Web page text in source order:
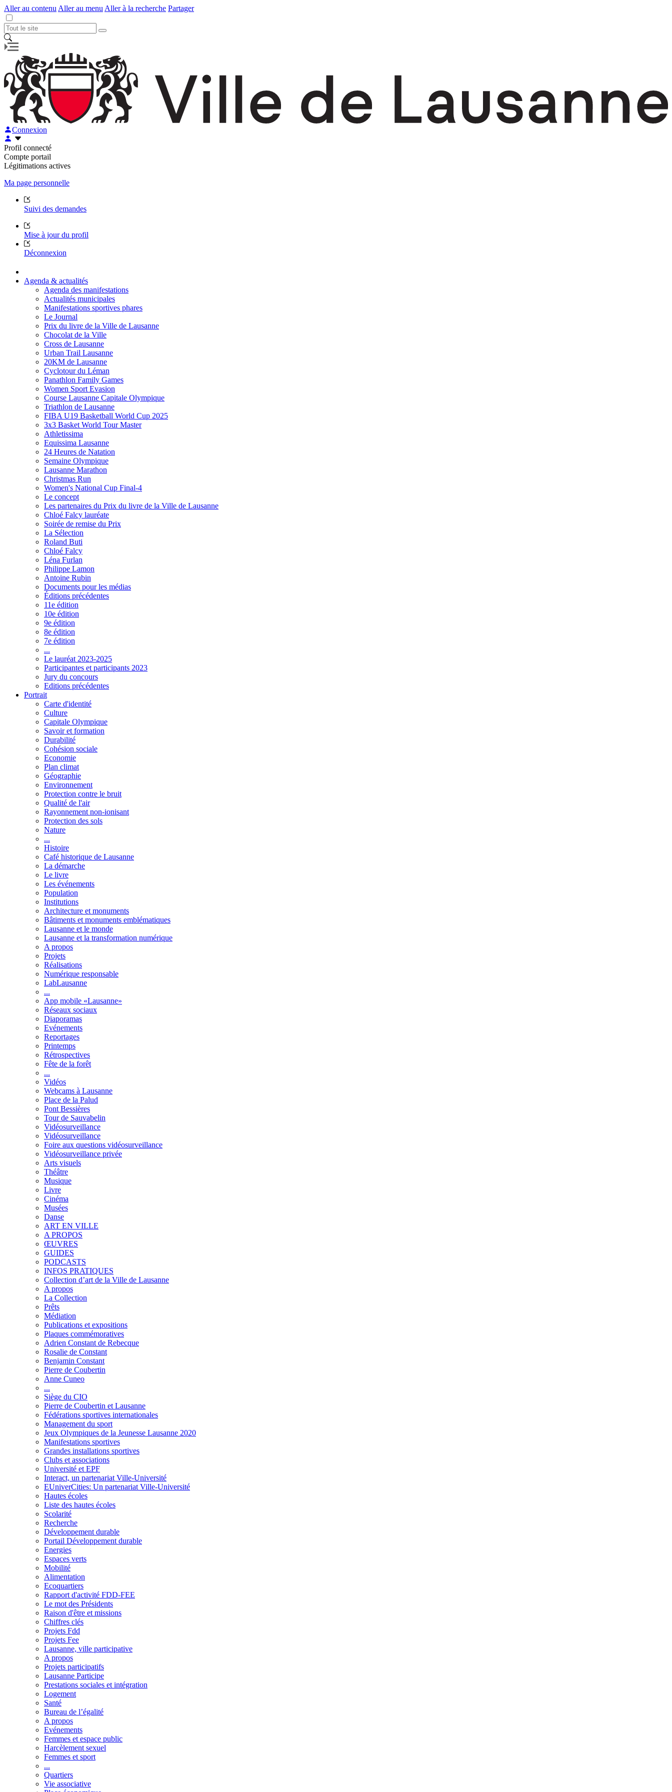
Aller au contenu Aller au menu Aller à la recherche Partager
Connexion
Profil connecté
Compte portail
Légitimations actives
Ma page personnelle
Suivi des demandes
Mise à jour du profil
Déconnexion
Agenda & actualités
Agenda des manifestations
Actualités municipales
Manifestations sportives phares
Le Journal
Prix du livre de la Ville de Lausanne
Chocolat de la Ville
Cross de Lausanne
Urban Trail Lausanne
20KM de Lausanne
Cyclotour du Léman
Panathlon Family Games
Women Sport Evasion
Course Lausanne Capitale Olympique
Triathlon de Lausanne
FIBA U19 Basketball World Cup 2025
3x3 Basket World Tour Master
Athletissima
Equissima Lausanne
24 Heures de Natation
Semaine Olympique
Lausanne Marathon
Christmas Run
Women's National Cup Final-4
Le concept
Les partenaires du Prix du livre de la Ville de Lausanne
Chloé Falcy lauréate
Soirée de remise du Prix
La Sélection
Roland Buti
Chloé Falcy
Léna Furlan
Philippe Lamon
Antoine Rubin
Documents pour les médias
Éditions précédentes
11e édition
10e édition
9e édition
8e édition
7e édition
...
Le lauréat 2023-2025
Participantes et participants 2023
Jury du concours
Editions précédentes
Portrait
Carte d'identité
Culture
Capitale Olympique
Savoir et formation
Durabilité
Cohésion sociale
Economie
Plan climat
Géographie
Environnement
Protection contre le bruit
Qualité de l'air
Rayonnement non-ionisant
Protection des sols
Nature
...
Histoire
Café historique de Lausanne
La démarche
Le livre
Les événements
Population
Institutions
Architecture et monuments
Bâtiments et monuments emblématiques
Lausanne et le monde
Lausanne et la transformation numérique
A propos
Projets
Réalisations
Numérique responsable
LabLausanne
...
App mobile «Lausanne»
Réseaux sociaux
Diaporamas
Evénements
Reportages
Printemps
Rétrospectives
Fête de la forêt
...
Vidéos
Webcams à Lausanne
Place de la Palud
Pont Bessières
Tour de Sauvabelin
Vidéosurveillance
Vidéosurveillance
Foire aux questions vidéosurveillance
Vidéosurveillance privée
Arts visuels
Théâtre
Musique
Livre
Cinéma
Musées
Danse
ART EN VILLE
A PROPOS
ŒUVRES
GUIDES
PODCASTS
INFOS PRATIQUES
Collection d’art de la Ville de Lausanne
A propos
La Collection
Prêts
Médiation
Publications et expositions
Plaques commémoratives
Adrien Constant de Rebecque
Rosalie de Constant
Benjamin Constant
Pierre de Coubertin
Anne Cuneo
...
Siège du CIO
Pierre de Coubertin et Lausanne
Fédérations sportives internationales
Management du sport
Jeux Olympiques de la Jeunesse Lausanne 2020
Manifestations sportives
Grandes installations sportives
Clubs et associations
Université et EPF
Interact, un partenariat Ville-Université
EUniverCities: Un partenariat Ville-Université
Hautes écoles
Liste des hautes écoles
Scolarité
Recherche
Développement durable
Portail Développement durable
Energies
Espaces verts
Mobilité
Alimentation
Ecoquartiers
Rapport d'activité FDD-FEE
Le mot des Présidents
Raison d'être et missions
Chiffres clés
Projets Fdd
Projets Fee
Lausanne, ville participative
A propos
Projets participatifs
Lausanne Participe
Prestations sociales et intégration
Logement
Santé
Bureau de l’égalité
A propos
Evénements
Femmes et espace public
Harcèlement sexuel
Femmes et sport
...
Quartiers
Vie associative